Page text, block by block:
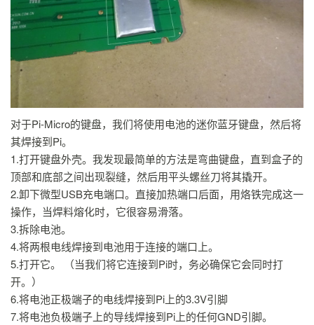
对于Pi-Micro的键盘，我们将使用电池的迷你蓝牙键盘，然后将
其焊接到Pi。
1.打开键盘外壳。我发现最简单的方法是弯曲键盘，直到盒子的
顶部和底部之间出现裂缝，然后用平头螺丝刀将其撬开。
2.卸下微型USB充电端口。直接加热端口后面，用烙铁完成这一
操作，当焊料熔化时，它很容易滑落。
3.拆除电池。
4.将两根电线焊接到电池用于连接的端口上。
5.打开它。 （当我们将它连接到Pi时，务必确保它会同时打
开。）
6.将电池正极端子的电线焊接到Pi上的3.3V引脚
7.将电池负极端子上的导线焊接到Pi上的任何GND引脚。